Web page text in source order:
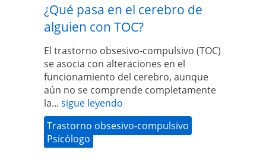
¿Qué pasa en el cerebro de
alguien con TOC?
El trastorno obsesivo-compulsivo (TOC)
se asocia con alteraciones en el
funcionamiento del cerebro, aunque
aún no se comprende completamente
la... sigue leyendo
Trastorno obsesivo-compulsivo
Psicólogo